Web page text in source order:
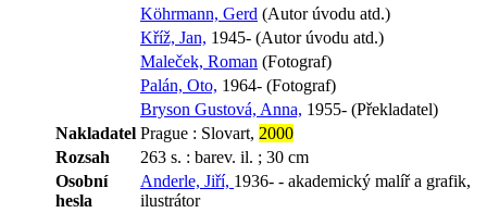
Köhrmann, Gerd (Autor úvodu atd.)
Kříž, Jan, 1945- (Autor úvodu atd.)
Maleček, Roman (Fotograf)
Palán, Oto, 1964- (Fotograf)
Bryson Gustová, Anna, 1955- (Překladatel)
Nakladatel Prague : Slovart, 2000
Rozsah
263 s. : barev. il. ; 30 cm
Osobní
hesla
Anderle, Jiří, 1936- - akademický malíř a grafik,
ilustrátor